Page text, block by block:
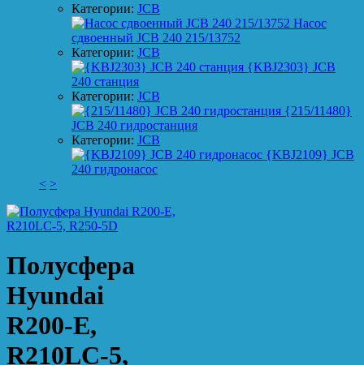
Категории: JCB
Насос
сдвоенный JCB 240 215/13752
Категории: JCB
{KBJ2303} JCB
240 станция
Категории: JCB
{215/11480}
JCB 240 гидростанция
Категории: JCB
{KBJ2109} JCB
240 гидронасос
< >
Полусфера
Hyundai
R200-E,
R210LC-5,